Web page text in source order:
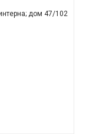
дом 47/102